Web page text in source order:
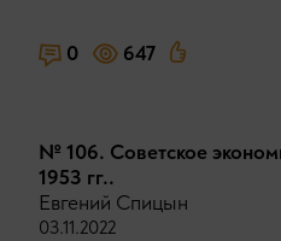
0 647
№ 106. Советское
1953 гг..
Евгений Спицын
03.11.2022